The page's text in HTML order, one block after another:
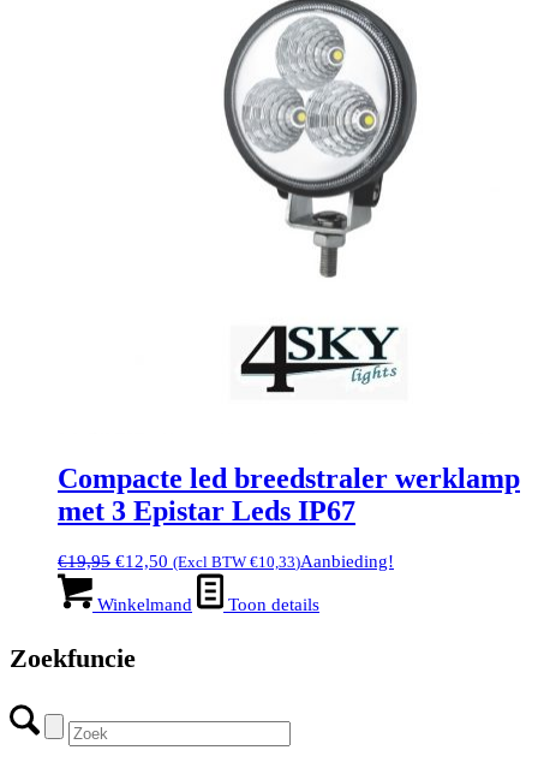
Compacte led breedstraler werklamp
met 3 Epistar Leds IP67
€19,95 Oorspronkelijke
was:
€12,50 Huidige
prijs
is:
(Excl BTW €10,33)Aanbieding!
Winkelmand Toon details
Zoekfuncie